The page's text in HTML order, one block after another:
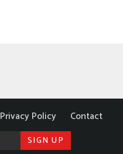
Privacy Policy Contact